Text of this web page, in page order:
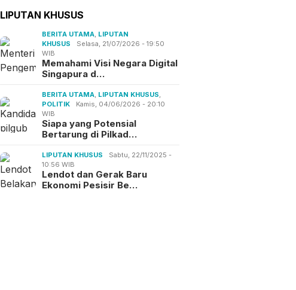
LIPUTAN KHUSUS
BERITA UTAMA LIPUTAN
KHUSUS
Selasa, 21/07/2026 - 19:50
WIB
Memahami Visi Negara Digital
Singapura d…
BERITA UTAMA LIPUTAN KHUSUS
POLITIK
Kamis, 04/06/2026 - 20:10
WIB
Siapa yang Potensial
Bertarung di Pilkad…
LIPUTAN KHUSUS
Sabtu, 22/11/2025 -
10:56 WIB
Lendot dan Gerak Baru
Ekonomi Pesisir Be…